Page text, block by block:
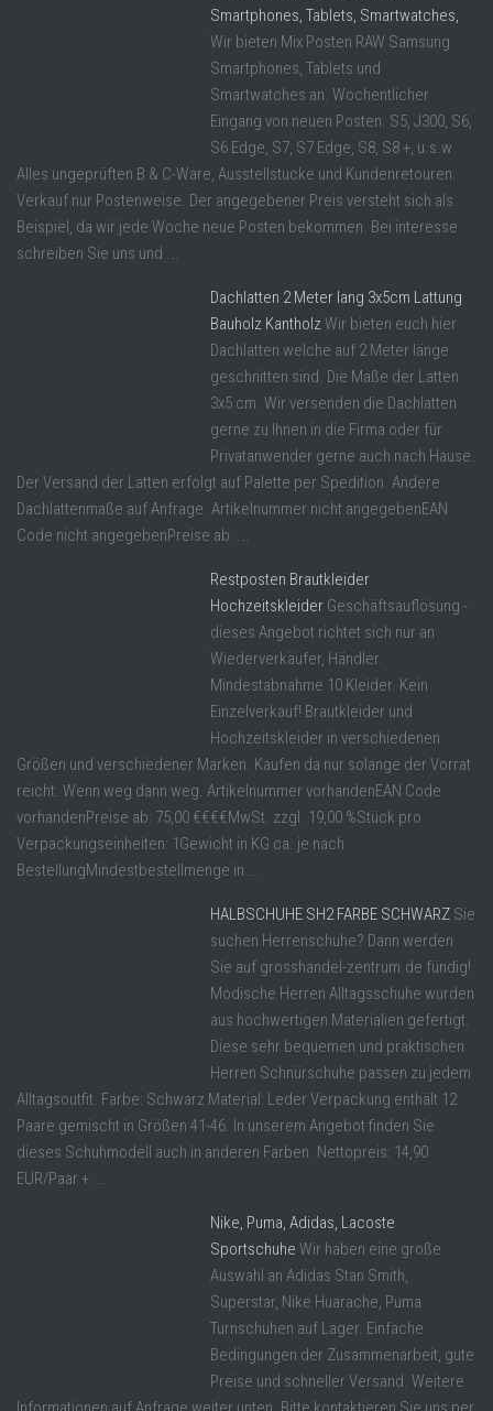
Smartphones, Tablets, Smartwatches,
Wir bieten Mix Posten RAW Samsung
Smartphones, Tablets und
Smartwatches an. Wochentlicher
Eingang von neuen Posten. S5, J300, S6,
S6 Edge, S7, S7 Edge, S8, S8 +, u.s.w
Alles ungeprüften B & C-Ware, Ausstellstucke und Kundenretouren.
Verkauf nur Postenweise. Der angegebener Preis versteht sich als
Beispiel, da wir jede Woche neue Posten bekommen. Bei interesse
schreiben Sie uns und ...
Dachlatten 2 Meter lang 3x5cm Lattung
Bauholz KantholzWir bieten euch hier
Dachlatten welche auf 2 Meter länge
geschnitten sind. Die Maße der Latten
3x5 cm. Wir versenden die Dachlatten
gerne zu Ihnen in die Firma oder für
Privatanwender gerne auch nach Hause.
Der Versand der Latten erfolgt auf Palette per Spedition. Andere
Dachlattenmaße auf Anfrage. Artikelnummer nicht angegebenEAN
Code nicht angegebenPreise ab: ...
Restposten Brautkleider
Hochzeitskleider Geschäftsauflösung -
dieses Angebot richtet sich nur an
Wiederverkäufer, Händler.
Mindestabnahme 10 Kleider. Kein
Einzelverkauf! Brautkleider und
Hochzeitskleider in verschiedenen
Größen und verschiedener Marken. Kaufen da nur solange der Vorrat
reicht. Wenn weg dann weg. Artikelnummer vorhandenEAN Code
vorhandenPreise ab: 75,00 €€€€MwSt. zzgl. 19,00 %Stück pro
Verpackungseinheiten: 1Gewicht in KG ca. je nach
BestellungMindestbestellmenge in ...
HALBSCHUHE SH2 FARBE SCHWARZ Sie
suchen Herrenschuhe? Dann werden
Sie auf grosshandel-zentrum.de fündig!
Modische Herren Alltagsschuhe wurden
aus hochwertigen Materialien gefertigt.
Diese sehr bequemen und praktischen
Herren Schnürschuhe passen zu jedem
Alltagsoutfit. Farbe: Schwarz Material: Leder Verpackung enthält 12
Paare gemischt in Größen 41-46. In unserem Angebot finden Sie
dieses Schuhmodell auch in anderen Farben. Nettopreis: 14,90
EUR/Paar + ...
Nike, Puma, Adidas, Lacoste
Sportschuhe Wir haben eine große
Auswahl an Adidas Stan Smith,
Superstar, Nike Huarache, Puma
Turnschuhen auf Lager. Einfache
Bedingungen der Zusammenarbeit, gute
Preise und schneller Versand. Weitere